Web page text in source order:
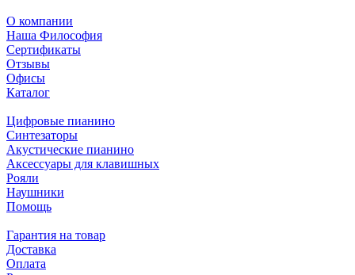
О компании
Наша Философия
Сертификаты
Отзывы
Офисы
Каталог
Цифровые пианино
Синтезаторы
Акустические пианино
Аксессуары для клавишных
Рояли
Наушники
Помощь
Гарантия на товар
Доставка
Оплата